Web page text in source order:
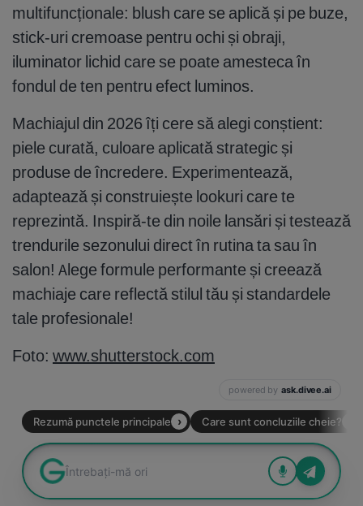
multifuncționale: blush care se aplică și pe buze,
stick-uri cremoase pentru ochi și obraji,
iluminator lichid care se poate amesteca în
fondul de ten pentru efect luminos.
Machiajul din 2026 îți cere să alegi conștient:
piele curată, culoare aplicată strategic și
produse de încredere. Experimentează,
adaptează și construiește lookuri care te
reprezintă. Inspiră-te din noile lansări și testează
trendurile sezonului direct în rutina ta sau în
salon! Alege formule performante și creează
machiaje care reflectă stilul tău și standardele
tale profesionale!
Foto: www.shutterstock.com